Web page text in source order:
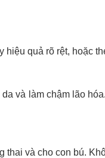
quả rõ rệt, hoặc
và làm chậm lão
và cho con bú.